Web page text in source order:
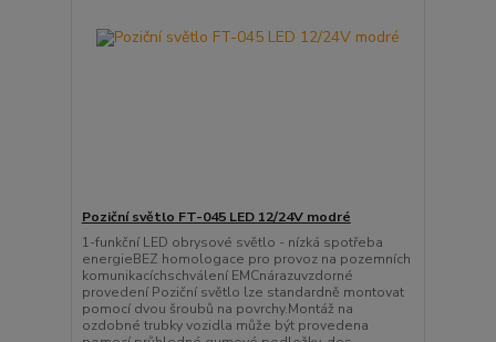
Poziční světlo FT-045 LED 12/24V modré
1-funkční LED obrysové světlo - nízká spotřeba
energieBEZ homologace pro provoz na pozemních
komunikacíchschválení EMCnárazuvzdorné
provedení Poziční světlo lze standardně montovat
pomocí dvou šroubů na povrchy.Montáž na
ozdobné trubky vozidla může být provedena